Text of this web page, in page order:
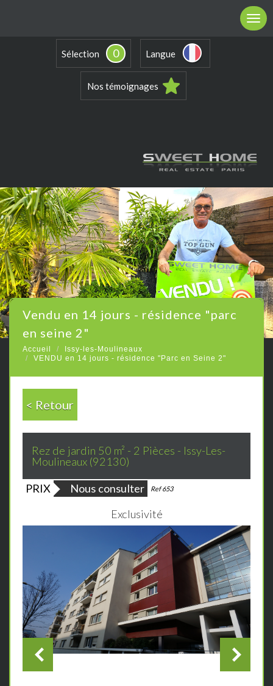
Sélection 0 Langue
Nos témoignages
vendu en 14 jours - résidence "parc
en seine 2"
Accueil
Issy-les-Moulineaux
VENDU en 14 jours - résidence "Parc en Seine 2"
< Retour
Rez de jardin 50 m² - 2 Pièces - Issy-Les-
Moulineaux (92130)
PRIX
Nous consulter Ref 653
Bien vendu
Exclusivité